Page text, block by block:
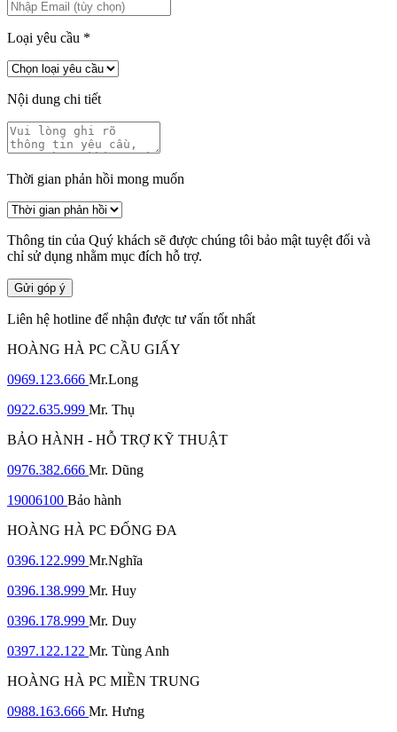
Loại yêu cầu *
Nội dung chi tiết
Thời gian phản hồi mong muốn
Thông tin của Quý khách sẽ được chúng tôi bảo mật tuyệt đối và
chỉ sử dụng nhằm mục đích hỗ trợ.
Gửi góp ý
Liên hệ hotline để nhận được tư vấn tốt nhất
HOÀNG HÀ PC CẦU GIẤY
0969.123.666 Mr.Long
0922.635.999 Mr. Thụ
BẢO HÀNH - HỖ TRỢ KỸ THUẬT
0976.382.666 Mr. Dũng
19006100 Bảo hành
HOÀNG HÀ PC ĐỐNG ĐA
0396.122.999 Mr.Nghĩa
0396.138.999 Mr. Huy
0396.178.999 Mr. Duy
0397.122.122 Mr. Tùng Anh
HOÀNG HÀ PC MIỀN TRUNG
0988.163.666 Mr. Hưng